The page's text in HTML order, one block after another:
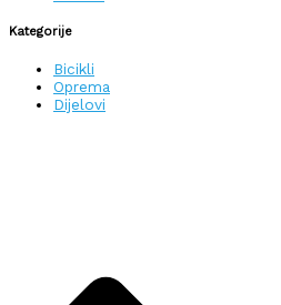
Kategorije
Bicikli
Oprema
Dijelovi